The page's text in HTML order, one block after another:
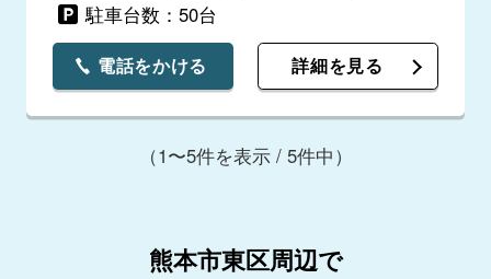
駐車台数：50台
電話をかける 詳細を見る
（1〜5件を表示 / 5件中）
熊本市東区周辺で